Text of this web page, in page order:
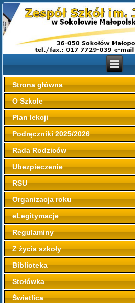
Strona główna
O Szkole
Plan lekcji
Podręczniki 2025/2026
Rada Rodziców
Ubezpieczenie
RSU
Organizacja roku
eLegitymacje
Regulaminy
Z życia szkoły
Biblioteka
Stołówka
Świetlica